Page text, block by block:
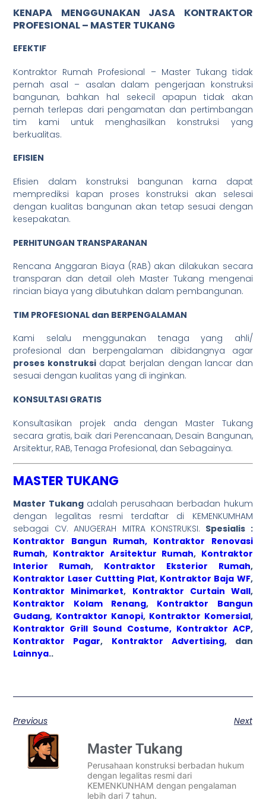
KENAPA MENGGUNAKAN JASA KONTRAKTOR
PROFESIONAL – MASTER TUKANG
EFEKTIF
Kontraktor Rumah Profesional – Master Tukang tidak
pernah asal – asalan dalam pengerjaan konstruksi
bangunan, bahkan hal sekecil apapun tidak akan
pernah terlepas dari pengamatan dan pertimbangan
tim kami untuk menghasilkan konstruksi yang
berkualitas.
EFISIEN
Efisien dalam konstruksi bangunan karna dapat
memprediksi kapan proses konstruksi akan selesai
dengan kualitas bangunan akan tetap sesuai dengan
kesepakatan.
PERHITUNGAN TRANSPARANAN
Rencana Anggaran Biaya (RAB) akan dilakukan secara
transparan dan detail oleh Master Tukang mengenai
rincian biaya yang dibutuhkan dalam pembangunan.
TIM PROFESIONAL dan BERPENGALAMAN
Kami selalu menggunakan tenaga yang ahli/
profesional dan berpengalaman dibidangnya agar
proses konstruksidapat berjalan dengan lancar dan
sesuai dengan kualitas yang di inginkan.
KONSULTASI GRATIS
Konsultasikan projek anda dengan Master Tukang
secara gratis, baik dari Perencanaan, Desain Bangunan,
Arsitektur, RAB, Tenaga Profesional, dan Sebagainya.
MASTER TUKANG
Master Tukang adalah perusahaan berbadan hukum
dengan legalitas resmi terdaftar di KEMENKUMHAM
sebagai CV. ANUGERAH MITRA KONSTRUKSI. Spesialis :
Kontraktor Bangun Rumah, Kontraktor Renovasi
Rumah, Kontraktor Arsitektur Rumah, Kontraktor
Interior Rumah, Kontraktor Eksterior Rumah,
Kontraktor Laser Cuttting Plat, Kontraktor Baja WF,
Kontraktor Minimarket, Kontraktor Curtain Wall,
Kontraktor Kolam Renang, Kontraktor Bangun
Gudang, Kontraktor Kanopi, Kontraktor Komersial,
Kontraktor Grill Sound Costume, Kontraktor ACP,
Kontraktor Pagar, Kontraktor Advertising, dan
Lainnya..
Previous Next
Master Tukang
Perusahaan konstruksi berbadan hukum
dengan legalitas resmi dari
KEMENKUNHAM dengan pengalaman
lebih dari 7 tahun.